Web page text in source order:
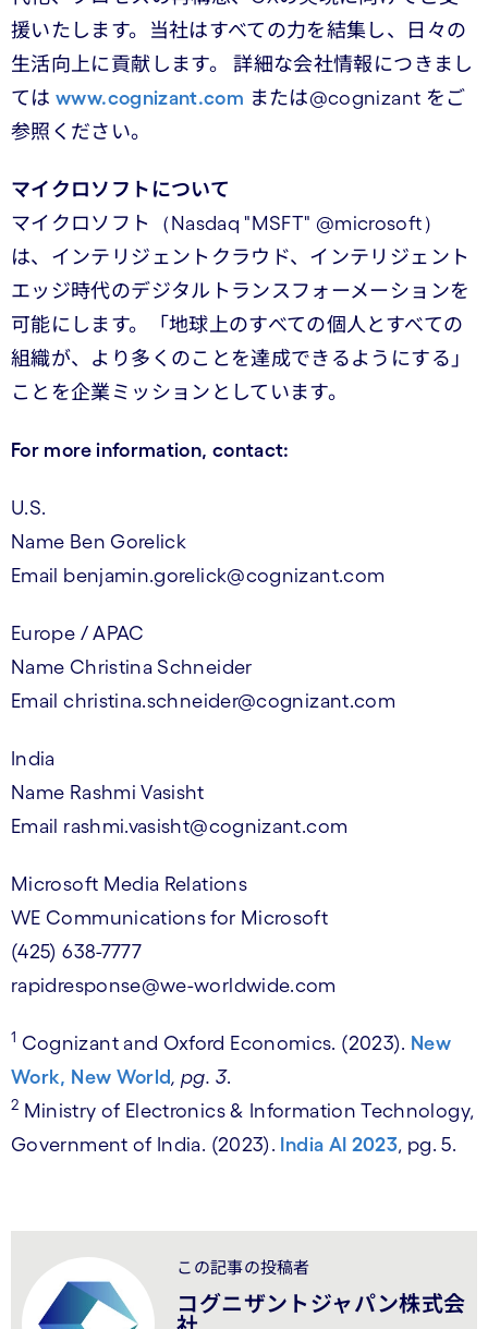
援いたします。当社はすべての力を結集し、日々の
生活向上に貢献します。 詳細な会社情報につきまし
てはwww.cognizant.com または@cognizant をご
参照ください。
マイクロソフトについて
マイクロソフト（Nasdaq "MSFT" @microsoft）
は、インテリジェントクラウド、インテリジェント
エッジ時代のデジタルトランスフォーメーションを
可能にします。「地球上のすべての個人とすべての
組織が、より多くのことを達成できるようにする」
ことを企業ミッションとしています。
For more information, contact:
U.S.
Name Ben Gorelick
Email benjamin.gorelick@cognizant.com
Europe / APAC
Name Christina Schneider
Email christina.schneider@cognizant.com
India
Name Rashmi Vasisht
Email rashmi.vasisht@cognizant.com
Microsoft Media Relations
WE Communications for Microsoft
(425) 638-7777
rapidresponse@we-worldwide.com
1 Cognizant and Oxford Economics. (2023). New
Work, New World, pg. 3.
2 Ministry of Electronics & Information Technology,
Government of India. (2023). India AI 2023, pg. 5.
この記事の投稿者
コグニザントジャパン株式会